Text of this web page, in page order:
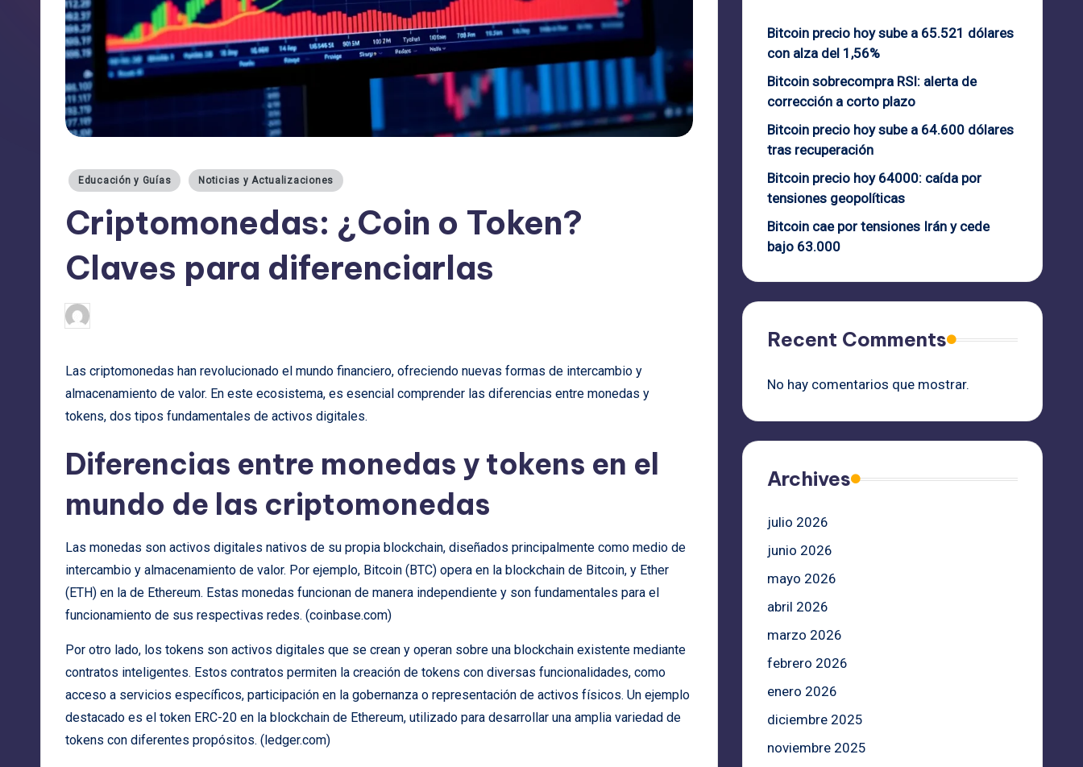
Publicado
Educación y Guías Noticias y Actualizaciones
Criptomonedas: ¿Coin o Token?
Claves para diferenciarlas
Publicado
por
Las criptomonedas han revolucionado el mundo financiero, ofreciendo nuevas formas de intercambio y
almacenamiento de valor. En este ecosistema, es esencial comprender las diferencias entre monedas y
tokens, dos tipos fundamentales de activos digitales.
Diferencias entre monedas y tokens en el
mundo de las criptomonedas
Las monedas son activos digitales nativos de su propia blockchain, diseñados principalmente como medio de
intercambio y almacenamiento de valor. Por ejemplo, Bitcoin (BTC) opera en la blockchain de Bitcoin, y Ether
(ETH) en la de Ethereum. Estas monedas funcionan de manera independiente y son fundamentales para el
funcionamiento de sus respectivas redes. (coinbase.com)
Por otro lado, los tokens son activos digitales que se crean y operan sobre una blockchain existente mediante
contratos inteligentes. Estos contratos permiten la creación de tokens con diversas funcionalidades, como
acceso a servicios específicos, participación en la gobernanza o representación de activos físicos. Un ejemplo
destacado es el token ERC-20 en la blockchain de Ethereum, utilizado para desarrollar una amplia variedad de
tokens con diferentes propósitos. (ledger.com)
Bitcoin precio hoy sube a 65.521 dólares
con alza del 1,56%
Bitcoin sobrecompra RSI: alerta de
corrección a corto plazo
Bitcoin precio hoy sube a 64.600 dólares
tras recuperación
Bitcoin precio hoy 64000: caída por
tensiones geopolíticas
Bitcoin cae por tensiones Irán y cede
bajo 63.000
Recent Comments
No hay comentarios que mostrar.
Archives
julio 2026
junio 2026
mayo 2026
abril 2026
marzo 2026
febrero 2026
enero 2026
diciembre 2025
noviembre 2025